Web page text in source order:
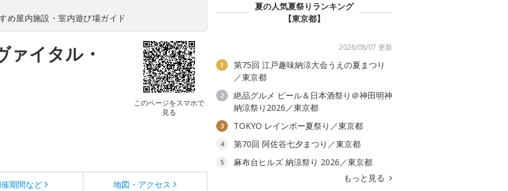
め屋内施設・室内遊び場ガイド
イタル・
このページをスマホで
見る
期間など 地図・アクセス
夏の人気夏祭りランキング
【東京都】
2026/08/07 更新
1
第75回 江戸趣味納涼大会うえの夏まつり
／東京都
2
絶品グルメ ビール＆日本酒祭り＠神田明神
納涼祭り2026／東京都
3 TOKYO レインボー夏祭り／東京都
4 第70回 阿佐谷七夕まつり／東京都
5
麻布台ヒルズ 納涼祭り 2026／東京都
もっと見る